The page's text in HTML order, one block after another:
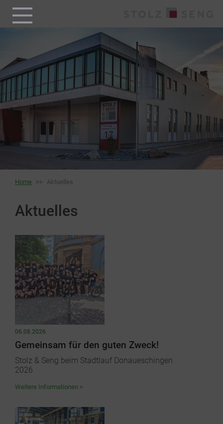
Home Aktuelles
Aktuelles
06.08.2026
Gemeinsam für den guten Zweck!
Stolz & Seng beim Stadtlauf Donaueschingen
2026
Weitere Informationen >